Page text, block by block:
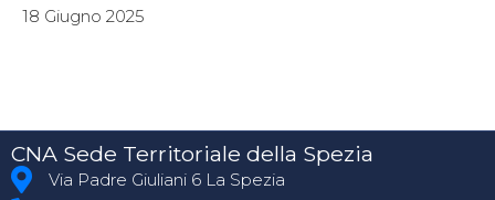
18 Giugno 2025
CNA Sede Territoriale della Spezia
Via Padre Giuliani 6 La Spezia